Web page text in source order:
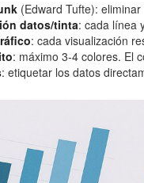
(Edward Tufte):
datos/tinta: cada línea
: cada visualización
: máximo 3-4 colores. El
: etiquetar los datos